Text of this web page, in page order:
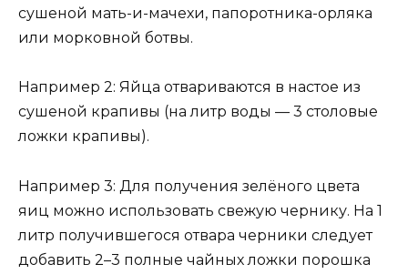
сушеной мать-и-мачехи, папоротника-орляка
или морковной ботвы.
Например 2: Яйца отвариваются в настое из
сушеной крапивы (на литр воды — 3 столовые
ложки крапивы).
Например 3: Для получения зелёного цвета
яиц можно использовать свежую чернику. На 1
литр получившегося отвара черники следует
добавить 2–3 полные чайных ложки порошка